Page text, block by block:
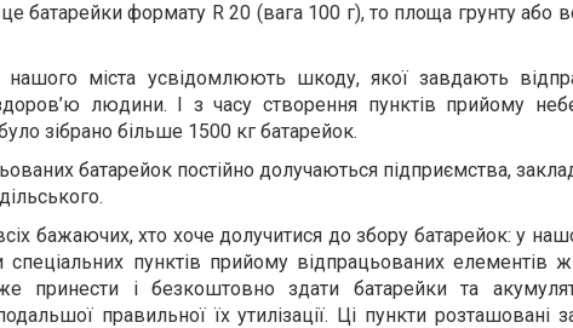
це батарейки формату R 20 (вага 100 г), то площа грунту або
міста усвідомлюють шкоду, якої завдають
людини. І з часу створення пунктів прийому
зібрано більше 1500 кг батарейок.
батарейок постійно долучаються підприємства,
бажаючих, хто хоче долучитися до збору батарейок: у
спеціальних пунктів прийому відпрацьованих елементів
принести і безкоштовно здати батарейки та
правильної їх утилізації. Ці пункти розташовані